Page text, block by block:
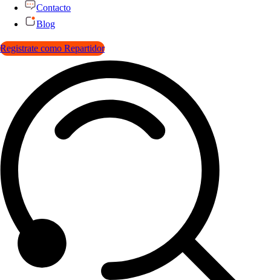
Contacto
Blog
Registrate como Repartidor